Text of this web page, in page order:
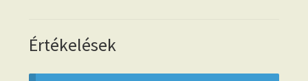
mennyiség
Értékelések